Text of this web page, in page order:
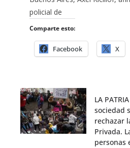
policial de
Comparte esto:
Facebook X
LA
sociedad
rechazar
Privada.
personas